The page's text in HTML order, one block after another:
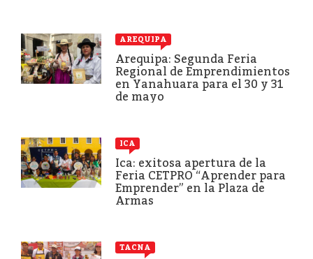
AREQUIPA
Arequipa: Segunda Feria
Regional de Emprendimientos
en Yanahuara para el 30 y 31
de mayo
ICA
Ica: exitosa apertura de la
Feria CETPRO “Aprender para
Emprender” en la Plaza de
Armas
TACNA